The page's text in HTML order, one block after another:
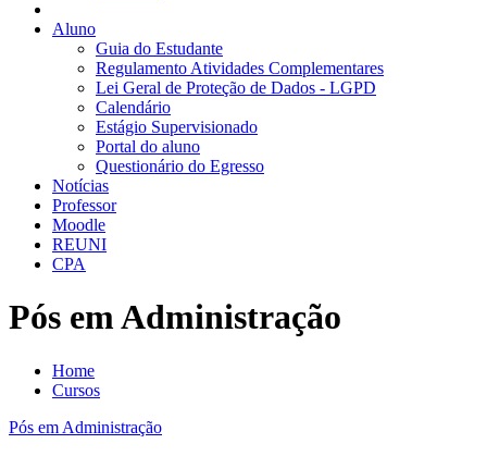
Aluno
Guia do Estudante
Regulamento Atividades Complementares
Lei Geral de Proteção de Dados - LGPD
Calendário
Estágio Supervisionado
Portal do aluno
Questionário do Egresso
Notícias
Professor
Moodle
REUNI
CPA
Pós em Administração
Home
Cursos
Pós em Administração